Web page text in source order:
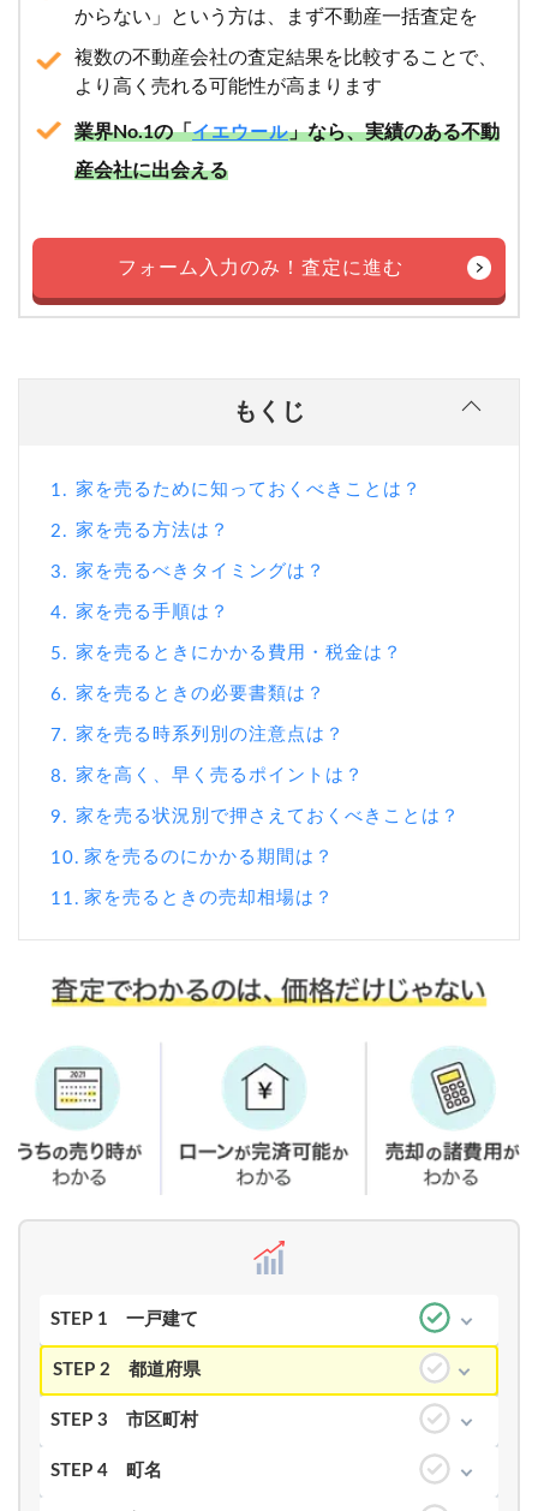
からない」という方は、まず不動産一括査定を
複数の不動産会社の査定結果を比較することで、
より高く売れる可能性が高まります
業界No.1の「イエウール」なら、実績のある不動
産会社に出会える
フォーム入力のみ！査定に進む
もくじ
1. 家を売るために知っておくべきことは？
2. 家を売る方法は？
3. 家を売るべきタイミングは？
4. 家を売る手順は？
5. 家を売るときにかかる費用・税金は？
6. 家を売るときの必要書類は？
7. 家を売る時系列別の注意点は？
8. 家を高く、早く売るポイントは？
9. 家を売る状況別で押さえておくべきことは？
10. 家を売るのにかかる期間は？
11. 家を売るときの売却相場は？
STEP 1 一戸建て
STEP 2 都道府県
STEP 3 市区町村
STEP 4 町名